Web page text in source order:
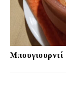
Μπουγιουρντί